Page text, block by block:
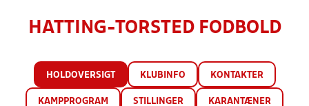
HATTING-TORSTED FODBOLD
HOLDOVERSIGT KLUBINFO KONTAKTER
KAMPPROGRAM STILLINGER KARANTÆNER